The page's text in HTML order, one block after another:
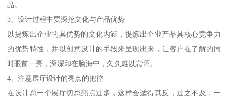
品。
3、设计过程中要深挖文化与产品优势
以提炼出企业的具优势的文化内涵，提炼出企业产品具核心竞争力
的优势特性，并以创意设计的手段来呈现出来，让客户在了解的同
时眼前一亮，深深印在脑海中，久久难以忘怀。
4、注意展厅设计的亮点的把控
在设计总一个展厅切忌亮点过多，这样会适得其反，过之不及，一